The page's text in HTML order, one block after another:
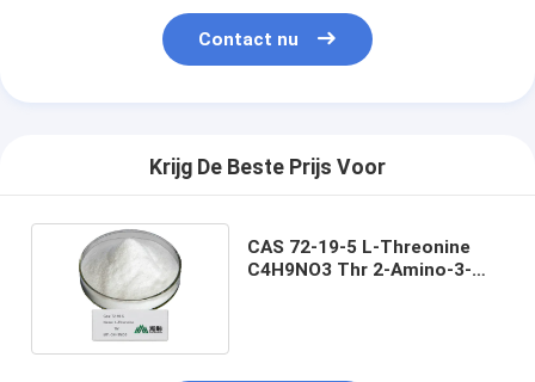
Contact nu
Krijg De Beste Prijs Voor
CAS 72-19-5 L-Threonine
C4H9NO3 Thr 2-Amino-3-